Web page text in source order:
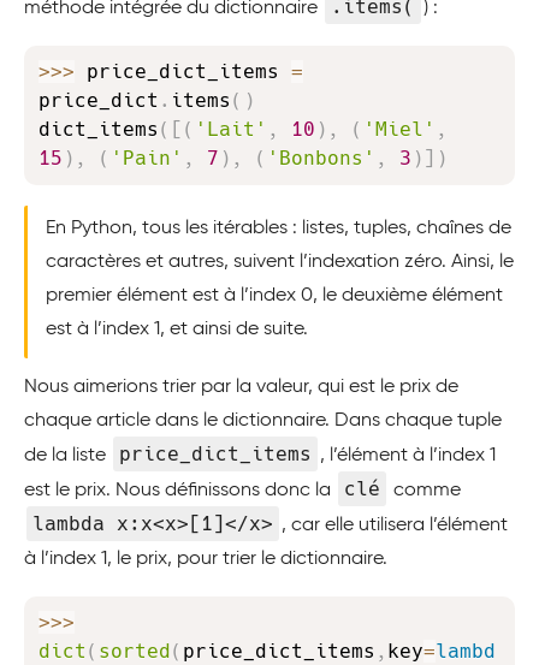
méthode intégrée du dictionnaire
.items( ) :
>>> price_dict_items =
price_dict . items ( )
dict_items ( ( 'Lait' , 10 ) , ( 'Miel' ,
15 ) , ( 'Pain' , 7 ) , ( 'Bonbons' , 3 ) )
En Python, tous les itérables : listes, tuples, chaînes de
caractères et autres, suivent l’indexation zéro. Ainsi, le
premier élément est à l’index 0, le deuxième élément
est à l’index 1, et ainsi de suite.
Nous aimerions trier par la valeur, qui est le prix de
chaque article dans le dictionnaire. Dans chaque tuple
de la liste
price_dict_items
, l’élément à l’index 1
est le prix. Nous définissons donc la
clé comme
lambda x:x<x>[1]</x> , car elle utilisera l’élément
à l’index 1, le prix, pour trier le dictionnaire.
>>>
dict ( sorted ( price_dict_items , key=lambd